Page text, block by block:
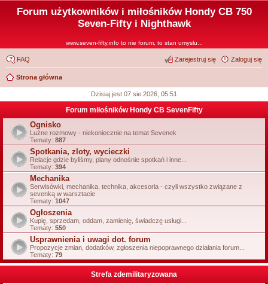
Forum użytkowników i miłośników Hondy CB 750
Seven-Fifty i Nighthawk
www.seven-fifty.info to nie forum, to stan umysłu...
FAQ Zaloguj się
Zarejestruj się
Strona główna
Dzisiaj jest 07 sie 2026, 05:51
Forum miłośników Hondy CB SevenFifty
Ognisko
Luźne rozmowy - niekoniecznie na temat Sevenek
Tematy: 887
Spotkania, zloty, wycieczki
Relacje gdzie byliśmy, plany odnośnie spotkań i inne...
Tematy: 394
Mechanika
Serwisówki, mechanika, technika, akcesoria - czyli wszystko związane z
sevenką w warsztacie
Tematy: 1047
Ogłoszenia
Kupię, sprzedam, oddam, zamienię, świadczę usługi...
Tematy: 550
Usprawnienia i uwagi dot. forum
Propozycje zmian, dodatków, zgłoszenia niepoprawnego działania forum...
Tematy: 79
Strefa zdemilitaryzowana